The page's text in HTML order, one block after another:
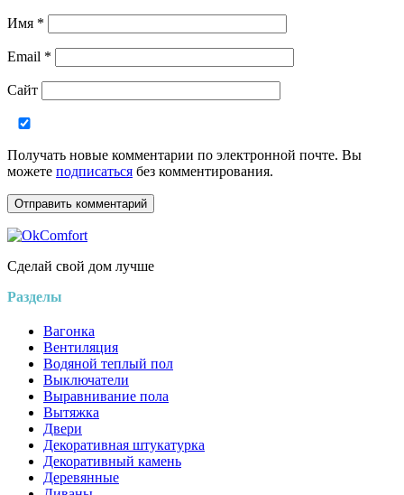
Имя *
Email *
Сайт
Получать новые комментарии по электронной почте. Вы
можете подписаться без комментирования.
Сделай свой дом лучше
Разделы
Вагонка
Вентиляция
Водяной теплый пол
Выключатели
Выравнивание пола
Вытяжка
Двери
Декоративная штукатурка
Декоративный камень
Деревянные